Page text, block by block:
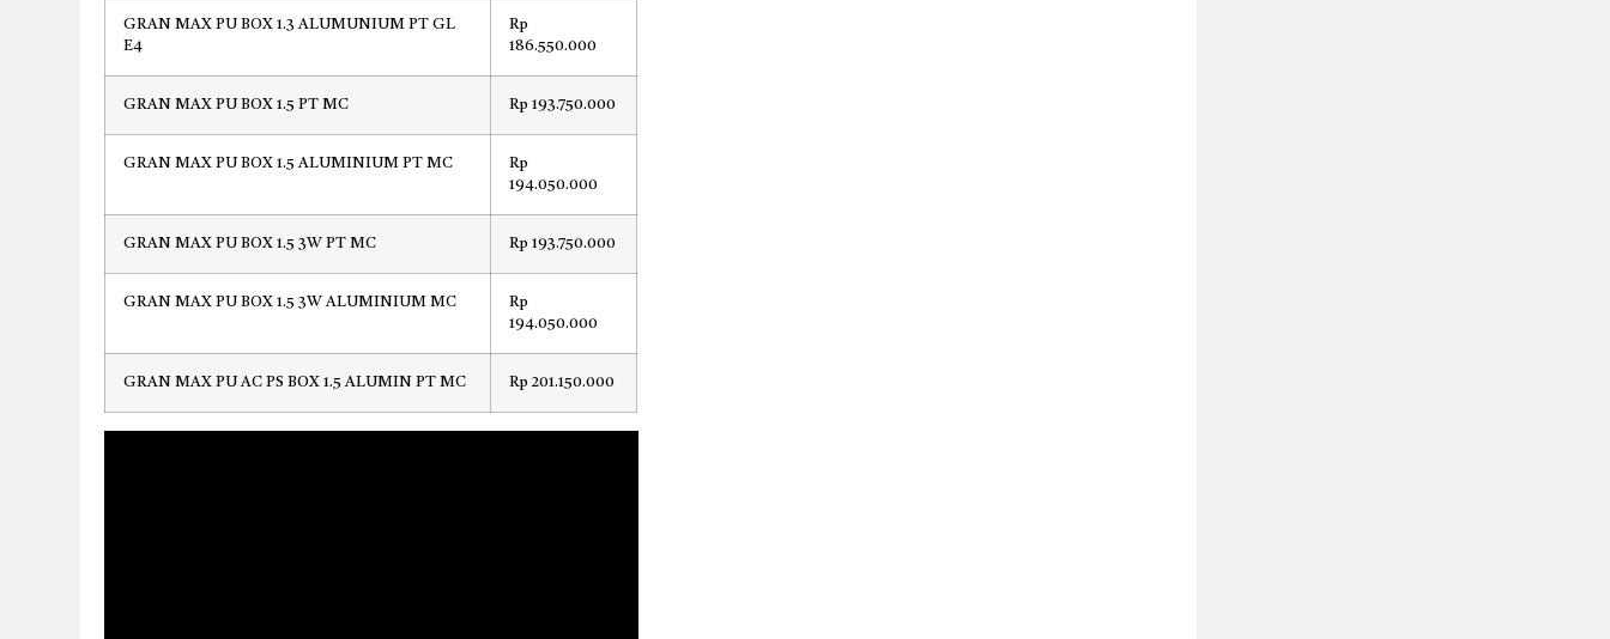
GRAN MAX PU BOX 1.3 ALUMUNIUM PT GL
E4
Rp
186.550.000
GRAN MAX PU BOX 1.5 PT MC Rp 193.750.000
GRAN MAX PU BOX 1.5 ALUMINIUM PT MC
Rp
194.050.000
GRAN MAX PU BOX 1.5 3W PT MC Rp 193.750.000
GRAN MAX PU BOX 1.5 3W ALUMINIUM MC
Rp
194.050.000
GRAN MAX PU AC PS BOX 1.5 ALUMIN PT MC Rp 201.150.000